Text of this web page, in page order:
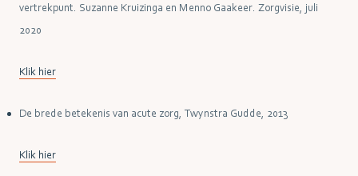
vertrekpunt. Suzanne Kruizinga en Menno Gaakeer. Zorgvisie, juli
2020
Klik hier
De brede betekenis van acute zorg, Twynstra Gudde, 2013
Klik hier